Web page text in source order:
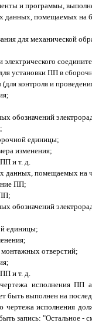
и программы,
данных, помещаемых на
для механической
электрического
установки ПП в
(для контроля и
обозначений
единицы;
изменения;
и т. д.
данных, помещаемых на
ПП;
обозначений
единицы;
отверстий;
и т. д.
исполнения ПП
быть выполнен на
чертежа исполнения
запись: "Остальное -